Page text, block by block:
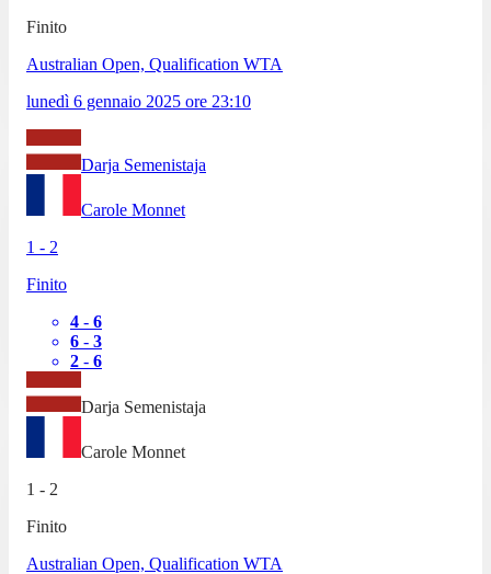
Finito
Australian Open, Qualification WTA
lunedì 6 gennaio 2025 ore 23:10
Darja Semenistaja
Carole Monnet
1 - 2
Finito
4 - 6
6 - 3
2 - 6
Darja Semenistaja
Carole Monnet
1 - 2
Finito
Australian Open, Qualification WTA